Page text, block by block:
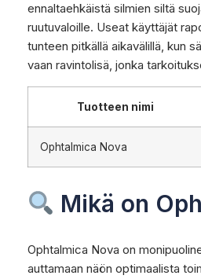
ennaltaehkäistä silmien siltä
ruutuvaloille. Useat käyttäjät
tunteen pitkällä aikavälillä, kun
vaan ravintolisä, jonka
Tuotteen nimi
Ophtalmica Nova
Mikä on
Ophtalmica Nova on
auttamaan näön optimaalista